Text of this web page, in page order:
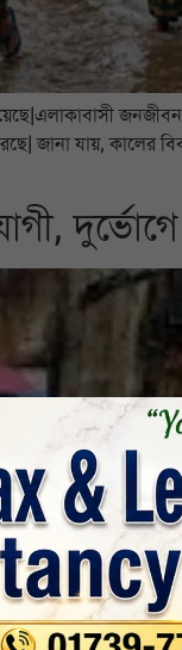
জানা যায়,